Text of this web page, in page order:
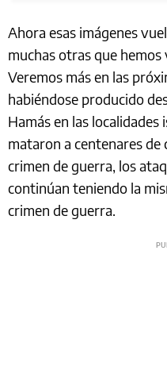
Ahora esas imágenes
muchas otras que
Veremos más en las
habiéndose producido
Hamás en las localidades
mataron a centenares de
crimen de guerra, los
continúan teniendo la
crimen de guerra.